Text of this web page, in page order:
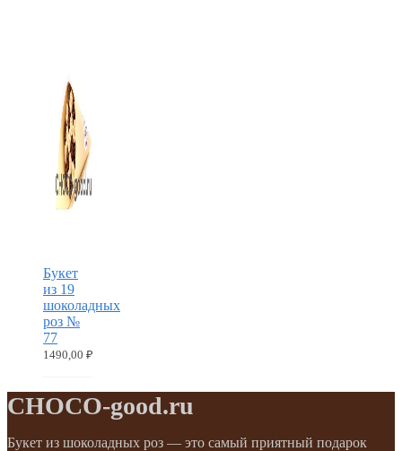
Букет
из 19
шоколадных
роз №
77
1490,00 ₽
CHOCO-good.ru
Букет из шоколадных роз — это самый приятный подарок